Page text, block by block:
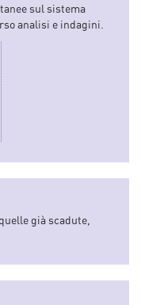
sul sistema
analisi e indagini.
già scadute,